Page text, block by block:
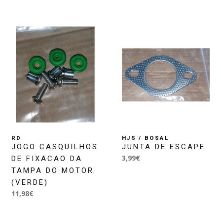
RD
JOGO CASQUILHOS
DE FIXACAO DA
TAMPA DO MOTOR
(VERDE)
11,98€
HJS / BOSAL
JUNTA DE ESCAPE
3,99€